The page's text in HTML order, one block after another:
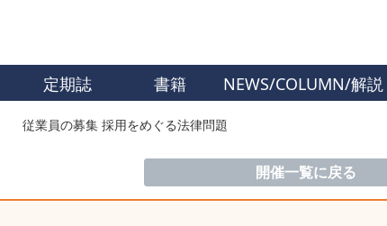
定期誌 書籍 NEWS/COLUMN/解説
従業員の募集 採用をめぐる法律問題
開催一覧に戻る